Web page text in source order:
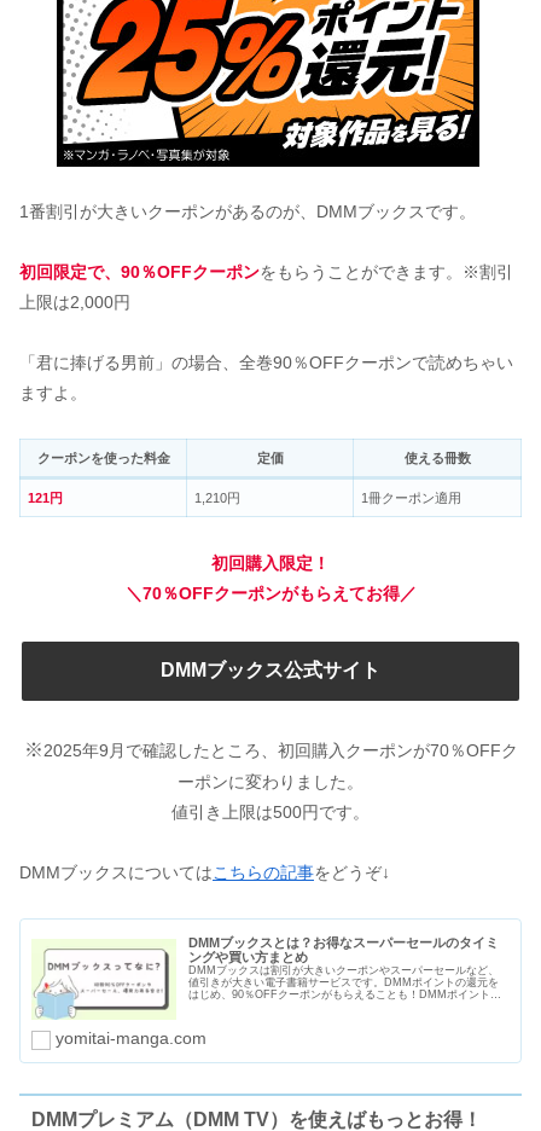
1番割引が大きいクーポンがあるのが、DMMブックスです。
初回限定で、90％OFFクーポンをもらうことができます。※割引
上限は2,000円
「君に捧げる男前」の場合、全巻90％OFFクーポンで読めちゃい
ますよ。
クーポンを使った料金 定価 使える冊数
121円 1,210円 1冊クーポン適用
初回購入限定！
＼70％OFFクーポンがもらえてお得／
DMMブックス公式サイト
※2025年9月で確認したところ、初回購入クーポンが70％OFFク
ーポンに変わりました。
値引き上限は500円です。
DMMブックスについてはこちらの記事をどうぞ↓
DMMブックスとは？お得なスーパーセールのタイミ
ングや買い方まとめ
DMMブックスは割引が大きいクーポンやスーパーセールなど、
値引きが大きい電子書籍サービスです。DMMポイントの還元を
はじめ、90％OFFクーポンがもらえることも！DMMポイントは
yomitai-manga.com
DMMプレミアム（DMM TV）を使えばもっとお得！